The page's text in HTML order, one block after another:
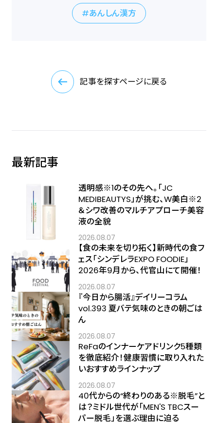
あんしん漢方
記事を探すページに戻る
最新記事
透明感※1のその先へ――。「JC
MEDIBEAUTYS」が挑む、W美白※2
＆シワ改善のマルチアプローチ美容
液の全貌
2026.08.07
【食の未来を切り拓く】新時代の食フ
ェス「シンデレラEXPO FOODIE」
2026年9月から、代官山にて開催！
2026.08.07
『今日から腸活』デイリーコラム
vol.393 夏バテ気味のときの朝ごは
ん
2026.08.07
ReFaのインナーケアドリンク5種類
を徹底紹介！健康習慣に取り入れた
いおすすめラインナップ
2026.08.07
40代からの“終わりのある※脱毛”と
は？ミドル世代が「MEN'S TBCスー
パー脱毛」を選ぶ理由に迫る